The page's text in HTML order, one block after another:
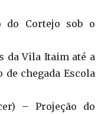
do Cortejo sob o
da Vila Itaim até a
chegada Escola
– Projeção do